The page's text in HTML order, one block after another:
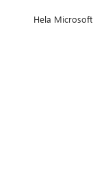
Hela Microsoft